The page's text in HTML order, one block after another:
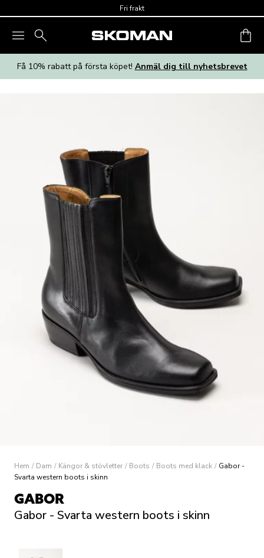
Fri frakt
Få 10% rabatt på första köpet! Anmäl dig till nyhetsbrevet
Hem / Dam / Kängor & stövletter / Boots / Boots med klack / Gabor -
Svarta western boots i skinn
GABOR
Gabor - Svarta western boots i skinn